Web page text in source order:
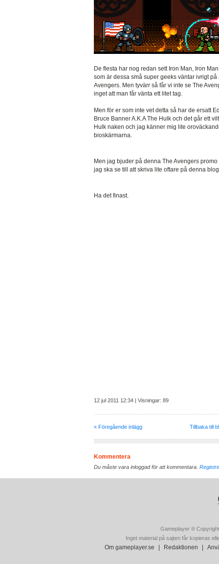
De flesta har nog redan sett Iron Man, Iron
som är dessa små super geeks väntar ivrigt
Avengers. Men tyvärr så får vi inte se The
inget att man får vänta ett litet tag.
Men för er som inte vet detta så har de ersatt
Bruce Banner A.K.A The Hulk och det går ett
Hulk naken och jag känner mig lite
bioskärmarna.
Men jag bjuder på denna The Avengers
jag ska se till att skriva lite oftare på denna
Ha det finast.
12 jul 2011 12:34 | Visningar: 89
« Föregående inlägg Tillbaka till
Kommentera
Du måste vara inloggad för att kommentara.
Gameplayer ®
Inget material på sajten får kopieras
Om gameplayer.se Redaktionen